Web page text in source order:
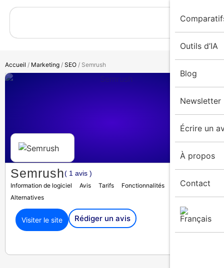
Outils d’IA
Blog
Newsletter
Écrire un
À propos
Contact
Accueil / Marketing / SEO / Semrush
Semrush( 1 avis )
Information de logiciel Avis Tarifs Fonctionnalités
Médias
Alternatives
Visiter le site Rédiger un avis